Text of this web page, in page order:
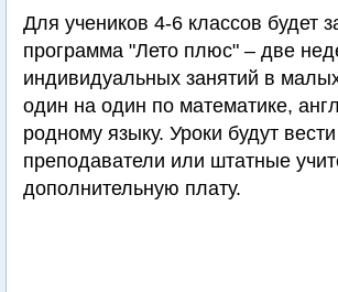
Для учеников 4-6 классов будет
программа "Лето плюс" – две
индивидуальных занятий в
один на один по математике,
родному языку. Уроки будут
преподаватели или штатные
дополнительную плату.